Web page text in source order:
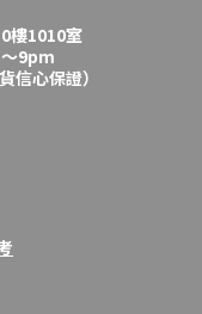
樓1010室
9pm
信心保證）